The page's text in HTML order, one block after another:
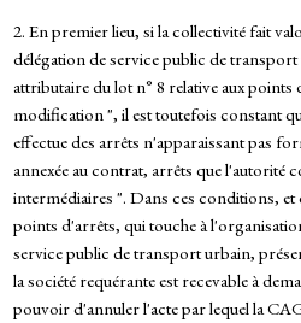
2. En premier lieu, si la collectivité fait
délégation de service public de transport
attributaire du lot n° 8 relative aux
modification ", il est toutefois constant
effectue des arrêts n'apparaissant pas
annexée au contrat, arrêts que l'autorité
intermédiaires ". Dans ces conditions, et
points d'arrêts, qui touche à
service public de transport urbain,
la société requérante est recevable à
pouvoir d'annuler l'acte par lequel la